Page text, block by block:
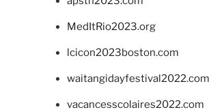
MedItRio2023.org
lcicon2023boston.com
waitangidayfestival2022.com
vacancesscolaires2022.com